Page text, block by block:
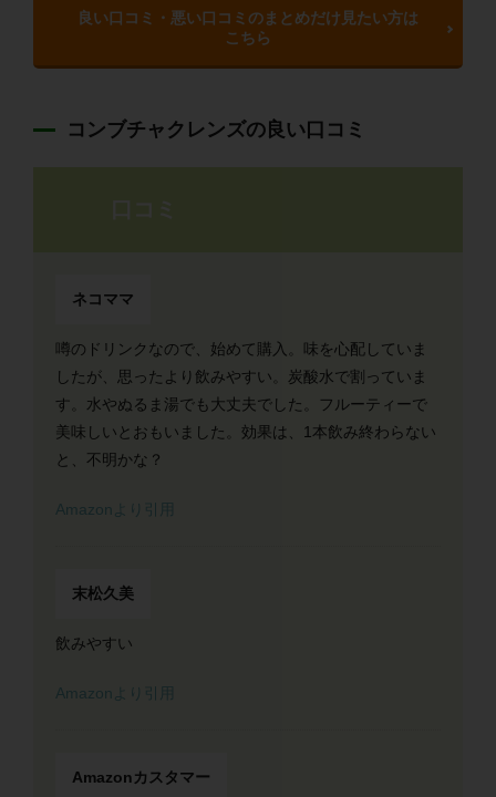
良い口コミ・悪い口コミのまとめだけ見たい方は
こちら
コンブチャクレンズの良い口コミ
ネコママ
噂のドリンクなので、始めて購入。味を心配していま
したが、思ったより飲みやすい。炭酸水で割っていま
す。水やぬるま湯でも大丈夫でした。フルーティーで
美味しいとおもいました。効果は、1本飲み終わらない
と、不明かな？
Amazonより引用
末松久美
飲みやすい
Amazonより引用
Amazonカスタマー